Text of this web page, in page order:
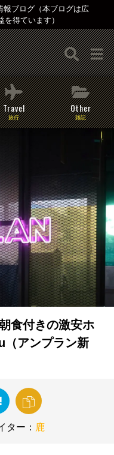
報ブログ（本ブログは広
得ています）
Travel
旅行
Other
雑記
食付きの激安ホ
アンプラン新
ター： 鹿